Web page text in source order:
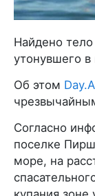
Найдено
утонувшего в
Об этом
Согласно
поселке
море, на